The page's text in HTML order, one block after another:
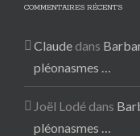
COMMENTAIRES RÉCENTS
Claude dans
pléonasmes …
Joël Lodé dans
pléonasmes …